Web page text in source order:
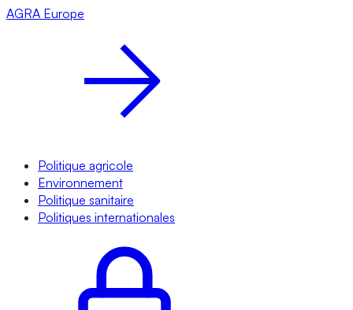
AGRA Europe
Politique agricole
Environnement
Politique sanitaire
Politiques internationales